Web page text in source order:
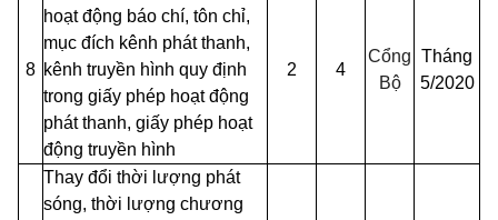
8
hoạt động báo chí, tôn chỉ,
mục đích kênh phát thanh,
kênh truyền hình quy định
trong giấy phép hoạt động
phát thanh, giấy phép hoạt
động truyền hình
2 4
Cổng
Bộ
Tháng
5/2020
Thay đổi thời lượng phát
sóng, thời lượng chương